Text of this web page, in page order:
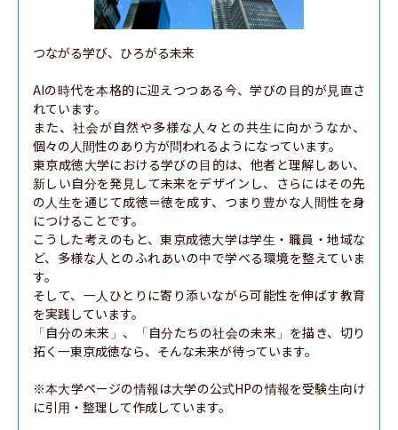
つながる学び、ひろがる未来
AIの時代を本格的に迎えつつある今、学びの目的が見直さ
れています。
また、社会が自然や多様な人々との共生に向かうなか、
個々の人間性のあり方が問われるようになっています。
東京成徳大学における学びの目的は、他者と理解しあい、
新しい自分を発見して未来をデザインし、さらにはその先
の人生を通じて成徳＝徳を成す、つまり豊かな人間性を身
につけることです。
こうした考えのもと、東京成徳大学は学生・職員・地域な
ど、多様な人とのふれあいの中で学べる環境を整えていま
す。
そして、一人ひとりに寄り添いながら可能性を伸ばす教育
を実践しています。
「自分の未来」、「自分たちの社会の未来」を描き、切り
拓く一東京成徳なら、そんな未来が待っています。
※本大学ページの情報は大学の公式HPの情報を受験生向け
に引用・整理して作成しています。